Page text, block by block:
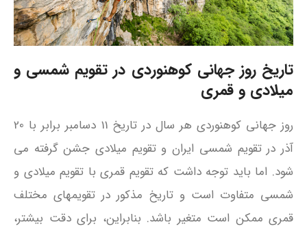
تاریخ روز جهانی کوهنوردی در تقویم شمسی و
میلادی و قمری
روز جهانی کوهنوردی هر سال در تاریخ 11 دسامبر برابر با 20
آذر در تقویم شمسی ایران و تقویم میلادی جشن گرفته می‌
شود. اما باید توجه داشت که تقویم قمری با تقویم میلادی و
شمسی متفاوت است و تاریخ مذکور در تقویمهای مختلف
قمری ممکن است متغیر باشد. بنابراین، برای دقت بیشتر،